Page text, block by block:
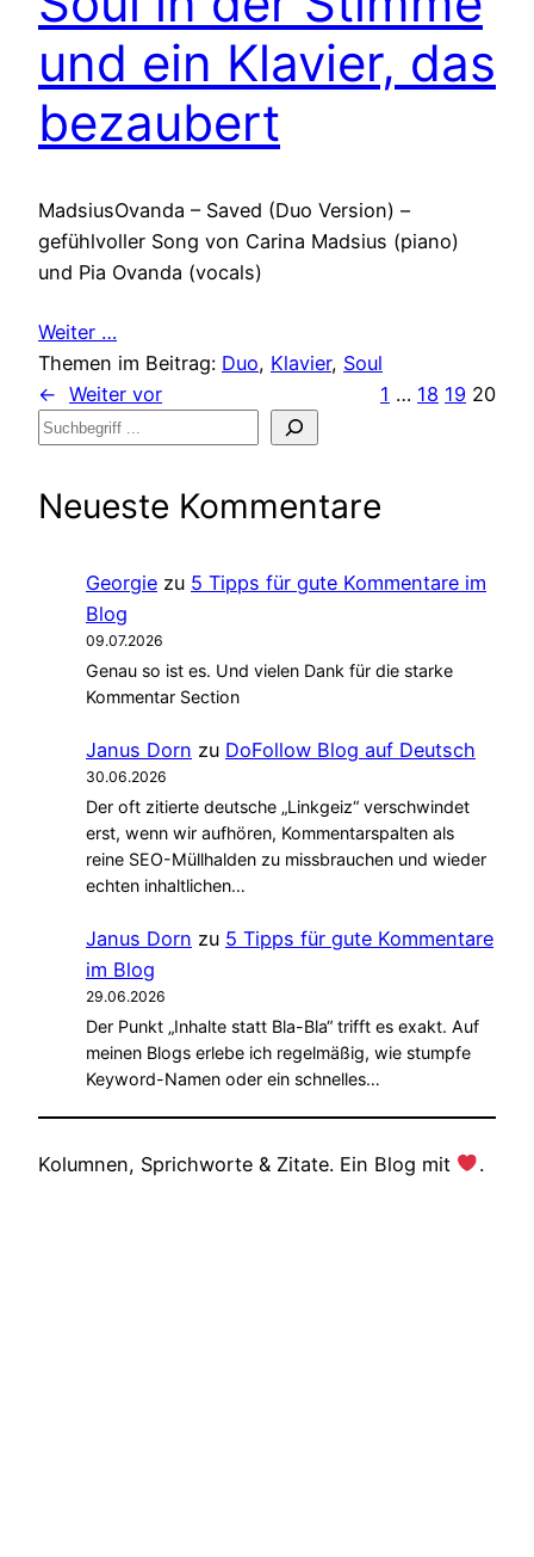
und ein Klavier, das
bezaubert
MadsiusOvanda – Saved (Duo Version) –
gefühlvoller Song von Carina Madsius (piano)
und Pia Ovanda (vocals)
Weiter …
Themen im Beitrag: Duo, Klavier, Soul
← Weiter vor 1 … 18 19 20
Suchen
Neueste Kommentare
Georgie zu 5 Tipps für gute Kommentare im
Blog
09.07.2026
Genau so ist es. Und vielen Dank für die starke
Kommentar Section
Janus Dorn zu DoFollow Blog auf Deutsch
30.06.2026
Der oft zitierte deutsche „Linkgeiz“ verschwindet
erst, wenn wir aufhören, Kommentarspalten als
reine SEO-Müllhalden zu missbrauchen und wieder
echten inhaltlichen…
Janus Dorn zu 5 Tipps für gute Kommentare
im Blog
29.06.2026
Der Punkt „Inhalte statt Bla-Bla“ trifft es exakt. Auf
meinen Blogs erlebe ich regelmäßig, wie stumpfe
Keyword-Namen oder ein schnelles…
Kolumnen, Sprichworte & Zitate. Ein Blog mit .